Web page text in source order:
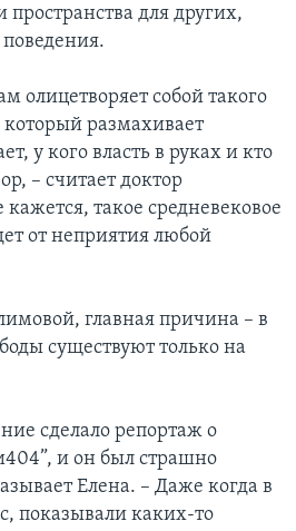
для других,
олицетворяет собой такого
размахивает
у кого власть в руках и кто
– считает доктор
такое средневековое
от неприятия любой
главная причина – в
существуют только на
сделало репортаж о
и он был страшно
Елена. – Даже когда в
показывали каких-то